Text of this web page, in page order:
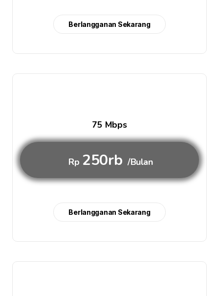
Berlangganan Sekarang
75 Mbps
Rp 250rb /Bulan
Berlangganan Sekarang